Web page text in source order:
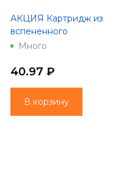
АКЦИЯ Картридж из
вспененного
полипропилена 10" 50
Много
40.97 ₽
В корзину